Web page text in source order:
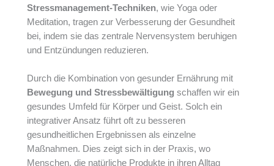
Stressmanagement-Techniken, wie Yoga oder
Meditation, tragen zur Verbesserung der Gesundheit
bei, indem sie das zentrale Nervensystem beruhigen
und Entzündungen reduzieren.
Durch die Kombination von gesunder Ernährung mit
Bewegung und Stressbewältigung schaffen wir ein
gesundes Umfeld für Körper und Geist. Solch ein
integrativer Ansatz führt oft zu besseren
gesundheitlichen Ergebnissen als einzelne
Maßnahmen. Dies zeigt sich in der Praxis, wo
Menschen, die natürliche Produkte in ihren Alltag